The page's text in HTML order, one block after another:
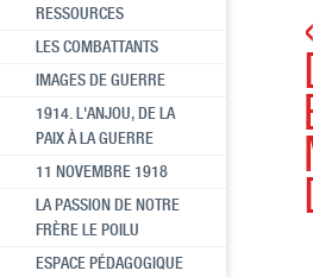
RESSOURCES
LES COMBATTANTS
IMAGES DE GUERRE
1914. L'ANJOU, DE LA
PAIX À LA GUERRE
11 NOVEMBRE 1918
LA PASSION DE NOTRE
FRÈRE LE POILU
ESPACE PÉDAGOGIQUE